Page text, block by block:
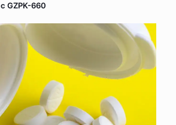
GZPK-660